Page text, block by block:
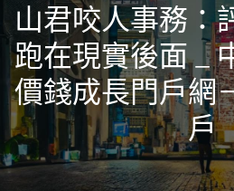
山君咬人事務：
跑在現實後面 _
價錢成長門戶網
戶